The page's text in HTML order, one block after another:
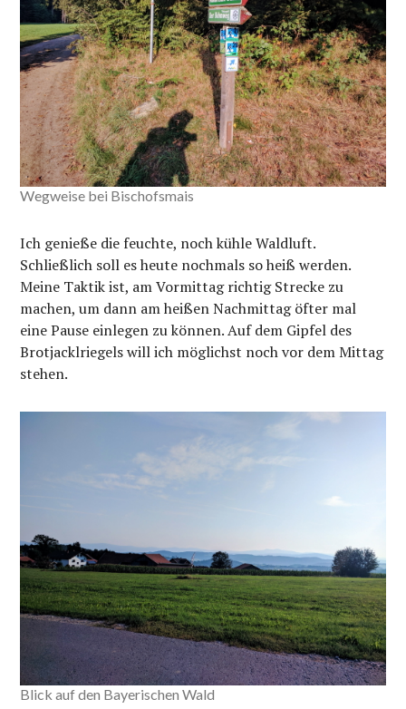
Wegweise bei Bischofsmais
Ich genieße die feuchte, noch kühle Waldluft.
Schließlich soll es heute nochmals so heiß werden.
Meine Taktik ist, am Vormittag richtig Strecke zu
machen, um dann am heißen Nachmittag öfter mal
eine Pause einlegen zu können. Auf dem Gipfel des
Brotjacklriegels will ich möglichst noch vor dem Mittag
stehen.
Blick auf den Bayerischen Wald